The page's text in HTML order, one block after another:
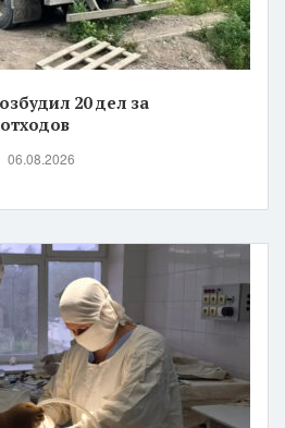
20 дел за
06.08.2026